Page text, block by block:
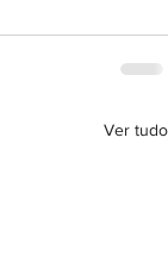
Ver tudo